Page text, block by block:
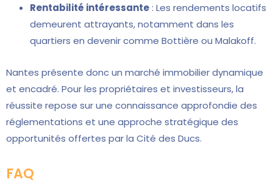
Rentabilité intéressante: Les rendements locatifs
demeurent attrayants, notamment dans les
quartiers en devenir comme Bottière ou Malakoff.
Nantes présente donc un marché immobilier dynamique
et encadré. Pour les propriétaires et investisseurs, la
réussite repose sur une connaissance approfondie des
réglementations et une approche stratégique des
opportunités offertes par la Cité des Ducs.
FAQ